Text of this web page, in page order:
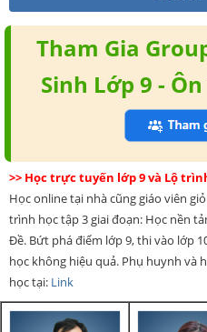
Tham Gia
Sinh Lớp 9 -
>> Học trực tuyến lớp 9 và Lộ
Học online tại nhà cũng giáo viên
trình học tập 3 giai đoạn: Học nền
Đề. Bứt phá điểm lớp 9, thi vào lớp
học không hiệu quả. Phụ huynh và
học tại: Link